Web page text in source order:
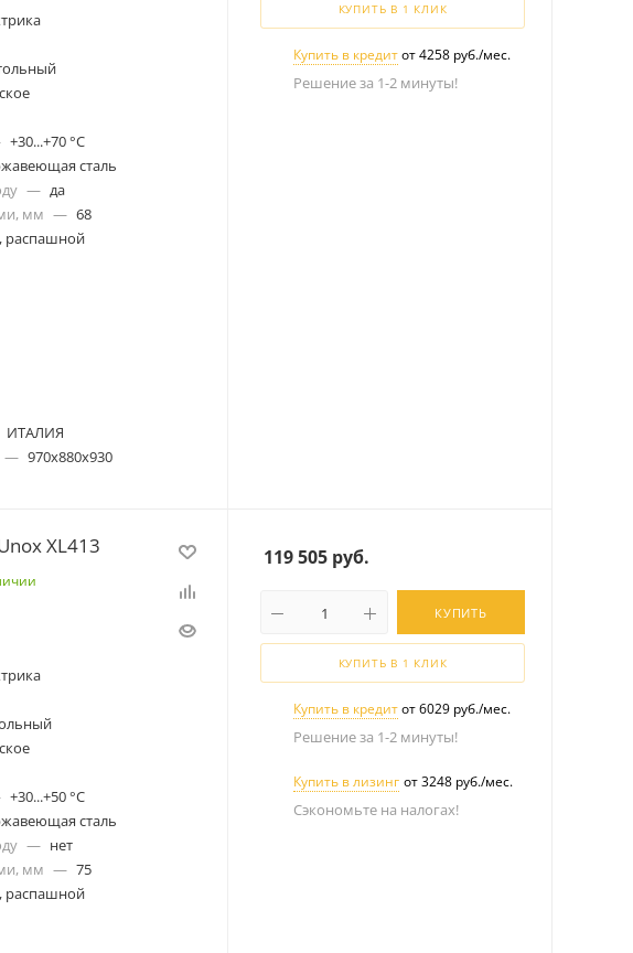
+30...+70 °C
сталь
— да
мм — 68
распашной
ИТАЛИЯ
— 970x880x930
КУПИТЬ В 1 КЛИК
Купить в кредитот 4258 руб./мес.
Решение за 1-2 минуты!
XL413
+30...+50 °C
сталь
— нет
мм — 75
распашной
119 505 руб.
КУПИТЬ
КУПИТЬ В 1 КЛИК
Купить в кредитот 6029 руб./мес.
Решение за 1-2 минуты!
Купить в лизинг от 3248 руб./мес.
Сэкономьте на налогах!